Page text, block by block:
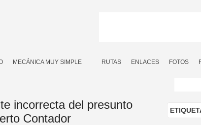
MECÁNICA MUY SIMPLE RUTAS ENLACES FOTOS
incorrecta del presunto
Contador